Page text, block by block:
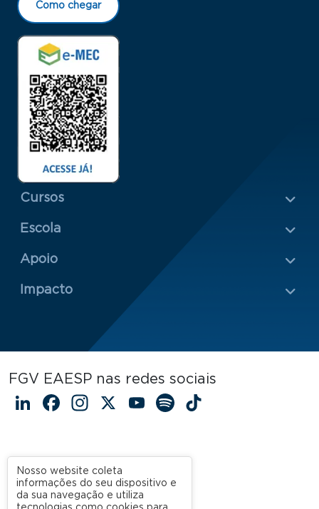
Como chegar
Menu Rodapé 1
Cursos
Escola
Rodapé 2
Apoio
Impacto
FGV EAESP nas redes sociais
LinkedIn
Facebook
Instagram
X YouTube
Spotify
Nosso website coleta
informações do seu dispositivo e
da sua navegação e utiliza